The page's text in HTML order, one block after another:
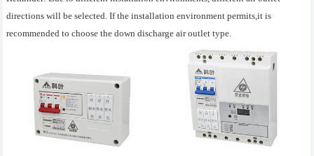
directions will be selected. If the installation environment permits,it is
recommended to choose the down discharge air outlet type.